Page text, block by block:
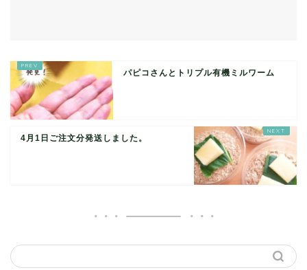
パピコさんとトリプル有機ミルワーム
4月1日ご注文分発送しました。